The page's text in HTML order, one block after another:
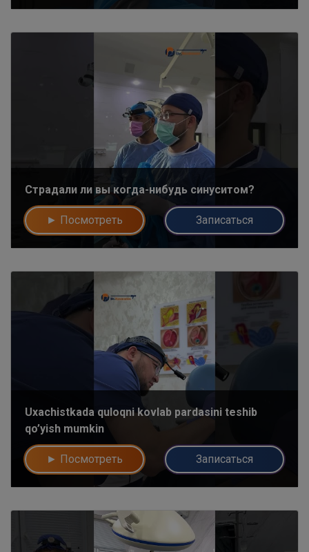
Страдали ли вы когда-нибудь синуситом?
► Посмотреть Записаться
Uxachistkada quloqni kovlab pardasini teshib
qo’yish mumkin
► Посмотреть Записаться